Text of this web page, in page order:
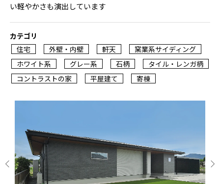
い軽やかさも演出しています
カテゴリ
住宅
外壁・内壁 軒天
窯業系サイディング
ホワイト系
グレー系 石柄
タイル・レンガ柄
コントラストの家
平屋建て 寄棟